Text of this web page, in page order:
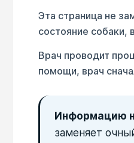
Эта страница не
состояние
Врач проводит
помощи, врач
Информацию
заменяет